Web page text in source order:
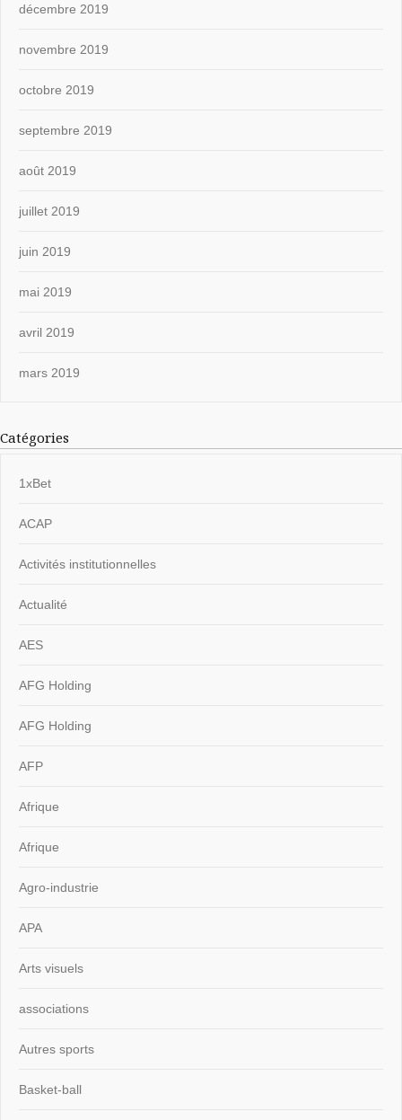
décembre 2019
novembre 2019
octobre 2019
septembre 2019
août 2019
juillet 2019
juin 2019
mai 2019
avril 2019
mars 2019
Catégories
1xBet
ACAP
Activités institutionnelles
Actualité
AES
AFG Holding
AFG Holding
AFP
Afrique
Afrique
Agro-industrie
APA
Arts visuels
associations
Autres sports
Basket-ball